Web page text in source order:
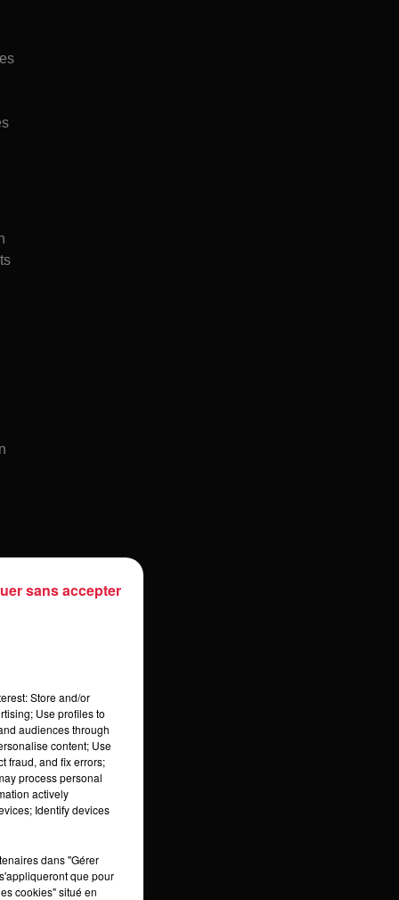
Store and/or
Use profiles to
audiences through
content; Use
fraud, and fix errors;
process personal
actively
Identify devices
dans "Gérer
que pour
cookies" situé en
sans accepter